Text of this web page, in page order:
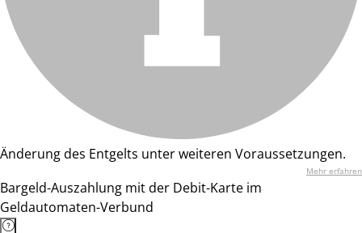
Änderung des Entgelts unter weiteren Voraussetzungen.
Mehr erfahren
Bargeld-Auszahlung mit der Debit-Karte im
Geldautomaten-Verbund